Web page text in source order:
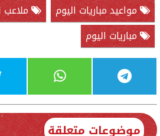
مواعيد مباريات اليوم
ملاعب
مباريات اليوم
موضوعات متعلقة